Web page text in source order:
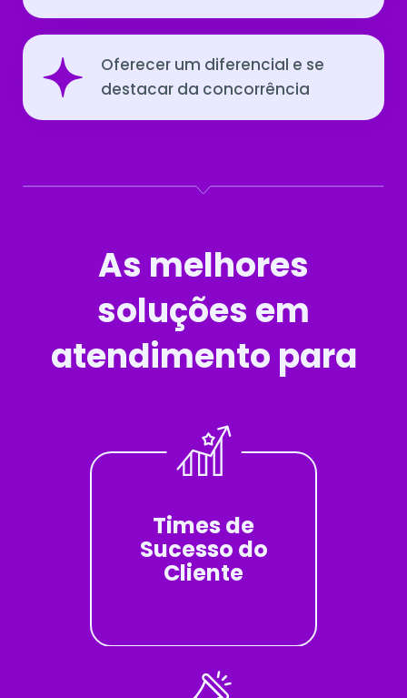
Oferecer um diferencial e se
destacar da concorrência
As melhores
soluções em
atendimento para
Times de
Sucesso do
Cliente